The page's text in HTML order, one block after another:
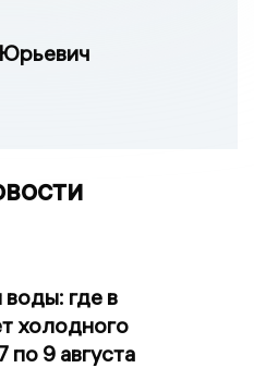
где в
холодного
9 августа